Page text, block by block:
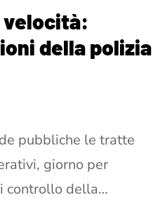
velocità:
della polizia
pubbliche le tratte
giorno per
controllo della…